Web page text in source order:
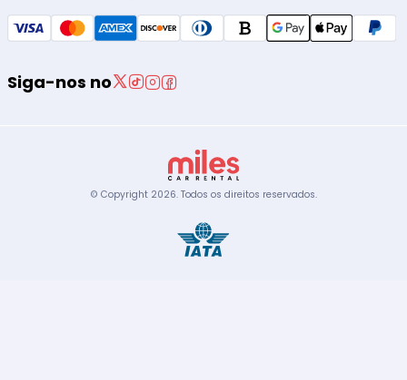
Siga-nos no
© Copyright 2026. Todos os direitos reservados.